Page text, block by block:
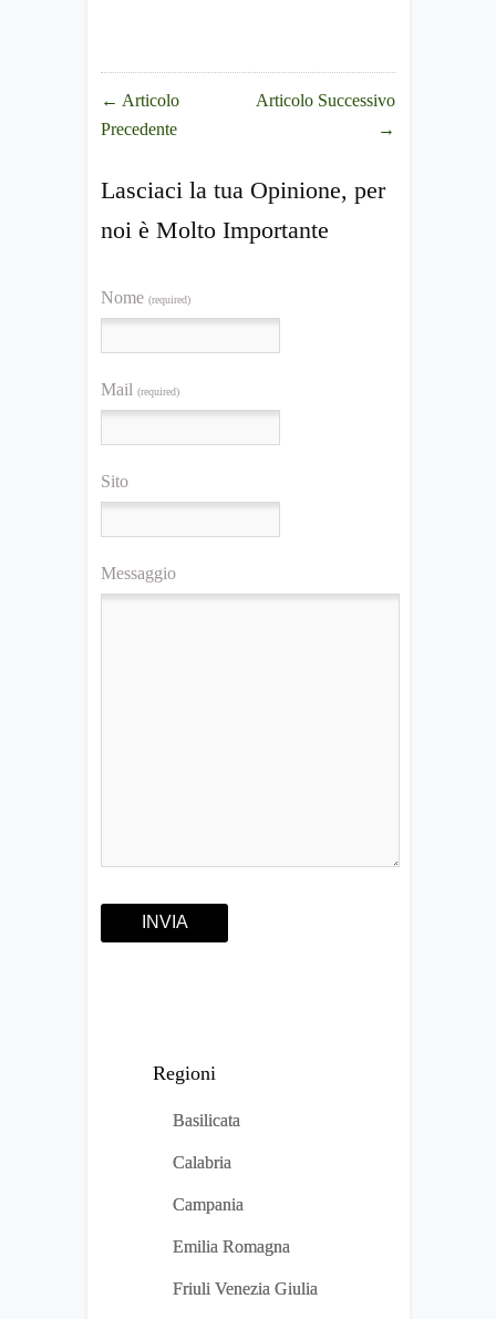
← Articolo
Precedente
Articolo Successivo
→
Lasciaci la tua Opinione, per
noi è Molto Importante
Nome (required)
Mail (required)
Sito
Messaggio
Regioni
Basilicata
Calabria
Campania
Emilia Romagna
Friuli Venezia Giulia